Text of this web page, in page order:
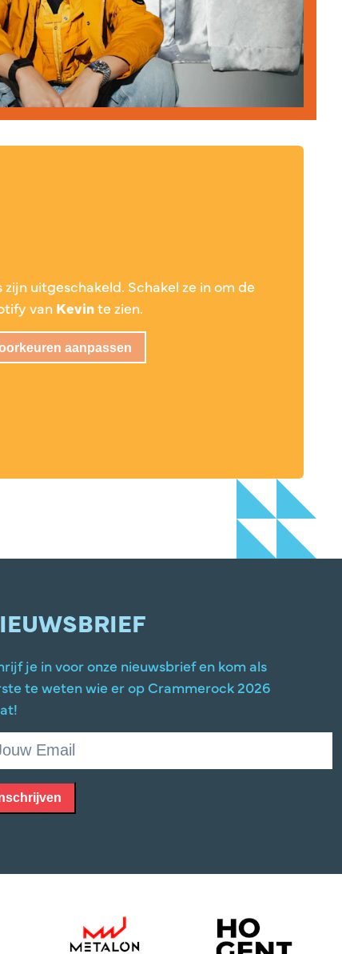
uitgeschakeld. Schakel ze in om de
van Kevinte zien.
aanpassen
je in voor onze nieuwsbrief en kom als
te weten wie er op Crammerock 2026